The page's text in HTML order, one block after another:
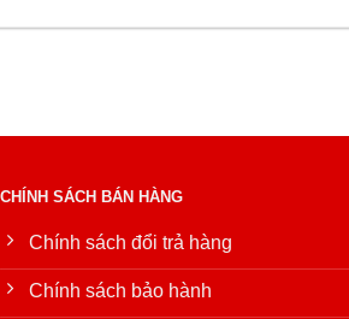
CHÍNH SÁCH BÁN HÀNG
Chính sách đổi trả hàng
Chính sách bảo hành